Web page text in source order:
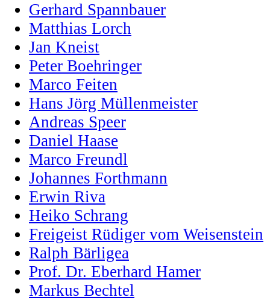
Gerhard Spannbauer
Matthias Lorch
Jan Kneist
Peter Boehringer
Marco Feiten
Hans Jörg Müllenmeister
Andreas Speer
Daniel Haase
Marco Freundl
Johannes Forthmann
Erwin Riva
Heiko Schrang
Freigeist Rüdiger vom Weisenstein
Ralph Bärligea
Prof. Dr. Eberhard Hamer
Markus Bechtel